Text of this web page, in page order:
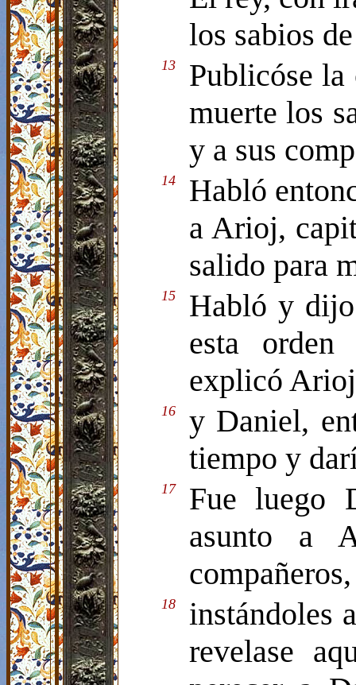
los sabios
13
Publicóse
muerte los
y a sus
14
Habló
a Arioj,
salido para
15
Habló y
esta
explicó
16
y Daniel,
tiempo y
17
Fue luego
asunto a
compañeros,
18
instándoles
revelase